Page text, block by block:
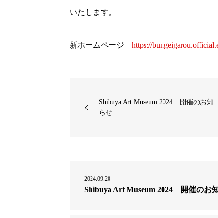
いたします。
新ホームページ https://
Shibuya Art Museum 2024 開催のお知
らせ
2024.09.20
Shibuya Art Museum 2024 開催のお